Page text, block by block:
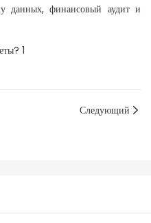
данных, финансовый аудит и
Следующий